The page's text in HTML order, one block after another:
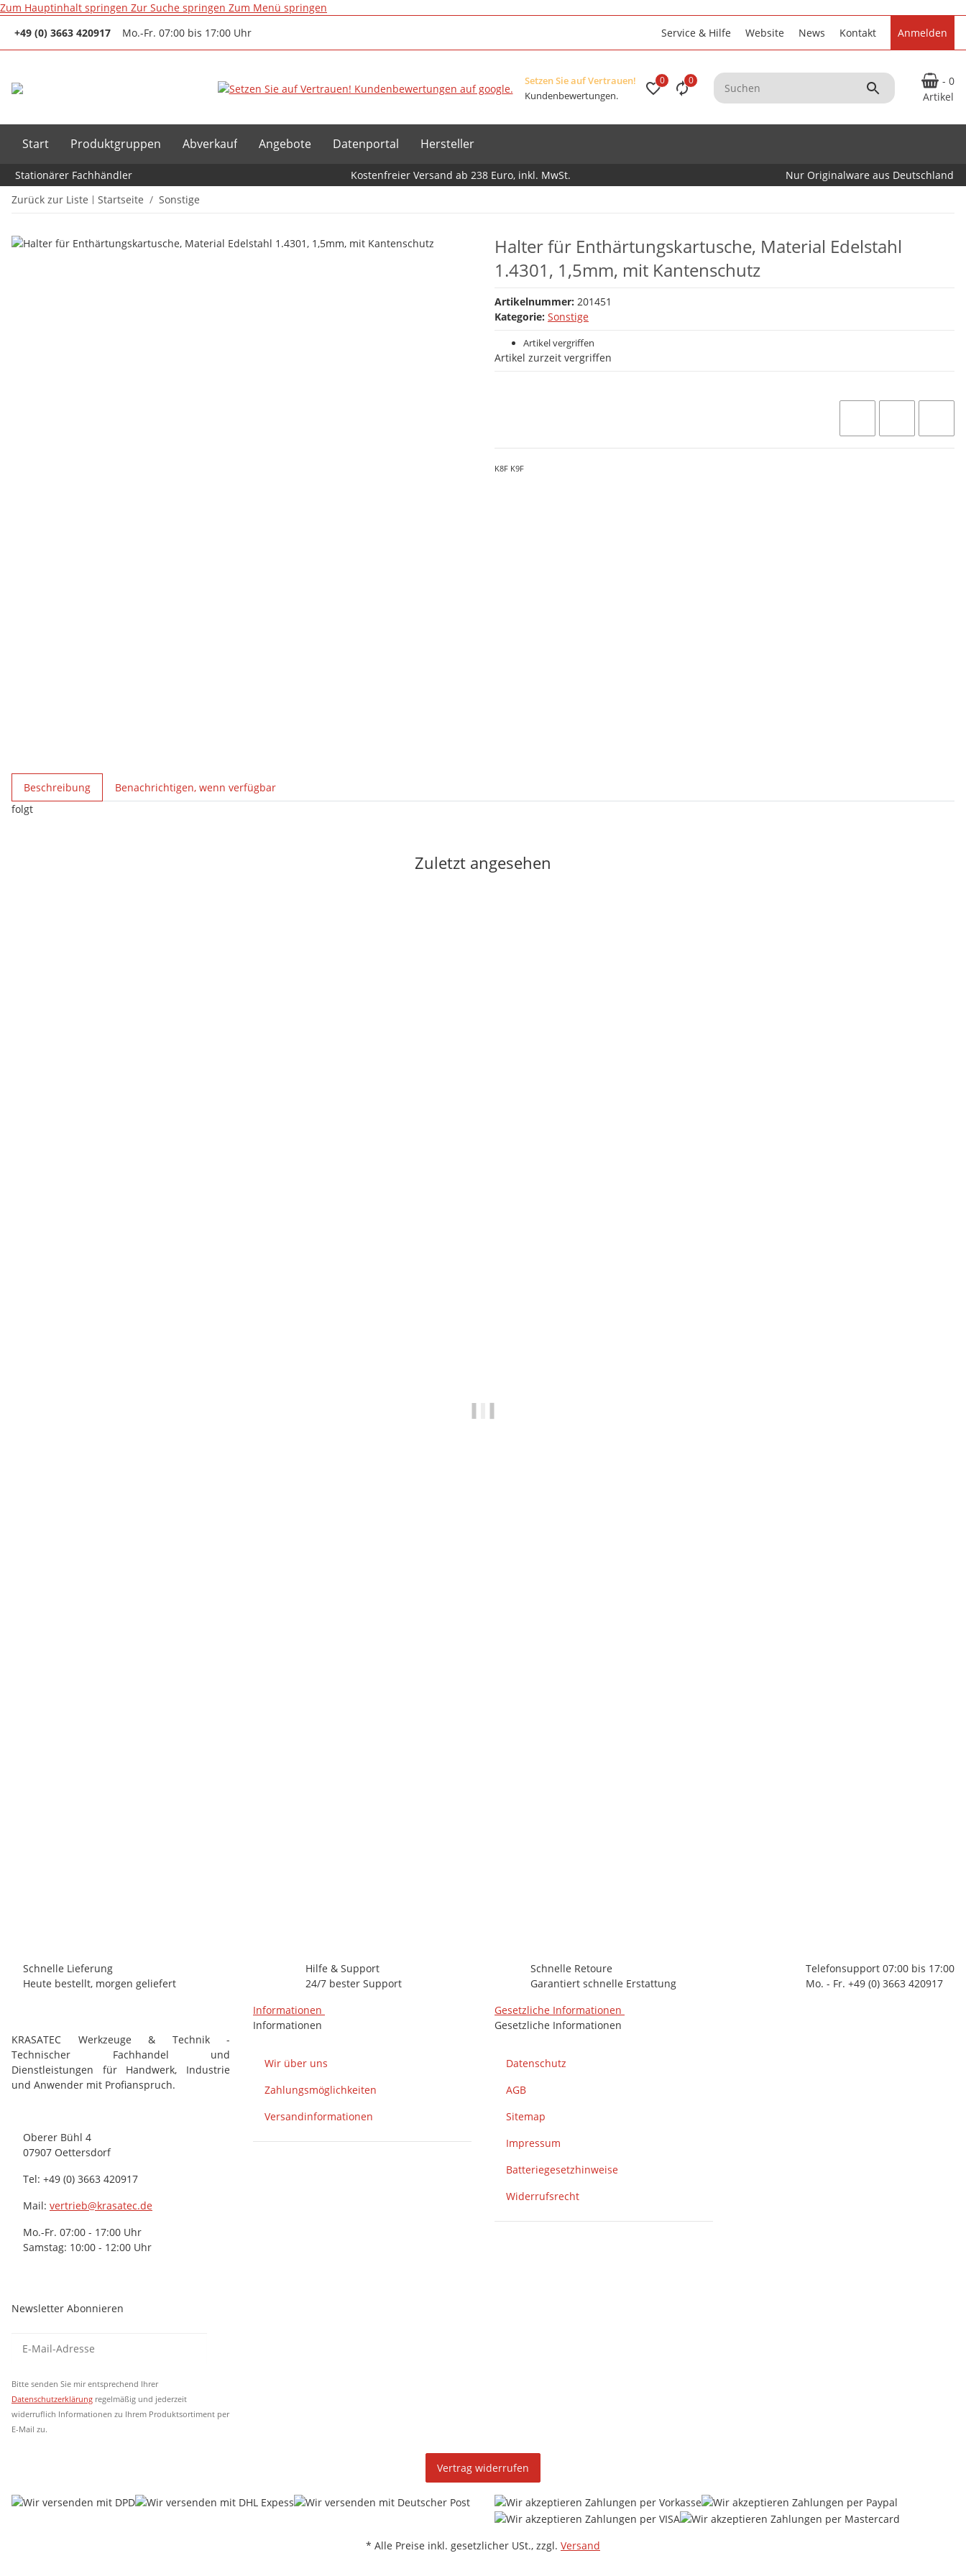
Zum Hauptinhalt springen Zur Suche springen Zum Menü springen
+49 (0) 3663 420917
Mo.-Fr. 07:00 bis 17:00 Uhr Service & Hilfe Website News Kontakt Anmelden
Setzen Sie auf Vertrauen!
Kundenbewertungen.
0 0
- 0
Artikel
Start Produktgruppen Abverkauf Angebote Datenportal Hersteller
Stationärer Fachhändler Kostenfreier Versand ab 238 Euro, inkl. MwSt.
Nur Originalware aus Deutschland
Zurück zur Liste
Startseite Sonstige
Halter für Enthärtungskartusche, Material Edelstahl
1.4301, 1,5mm, mit Kantenschutz
Artikelnummer: 201451
Kategorie: Sonstige
Artikel vergriffen
Artikel zurzeit vergriffen
K8F K9F
weitere Registerkarten anzeigen
Beschreibung
Benachrichtigen, wenn verfügbar
folgt
Zuletzt angesehen
Schnelle Lieferung
Heute bestellt, morgen geliefert
Hilfe & Support
24/7 bester Support
Schnelle Retoure
Garantiert schnelle Erstattung
Telefonsupport 07:00 bis 17:00
Mo. - Fr. +49 (0) 3663 420917
KRASATEC Werkzeuge & Technik -
Technischer Fachhandel und
Dienstleistungen für Handwerk, Industrie
und Anwender mit Profianspruch.
Oberer Bühl 4
07907 Oettersdorf
Tel: +49 (0) 3663 420917
Mail: vertrieb@krasatec.de
Mo.-Fr. 07:00 - 17:00 Uhr
Samstag: 10:00 - 12:00 Uhr
Informationen
Informationen
Wir über uns
Zahlungsmöglichkeiten
Versandinformationen
Gesetzliche Informationen
Gesetzliche Informationen
Datenschutz
AGB
Sitemap
Impressum
Batteriegesetzhinweise
Widerrufsrecht
Newsletter Abonnieren
Newsletter Abonnieren
Bitte senden Sie mir entsprechend Ihrer
Datenschutzerklärung regelmäßig und jederzeit
widerruflich Informationen zu Ihrem Produktsortiment per
E-Mail zu.
Vertrag widerrufen
* Alle Preise inkl. gesetzlicher USt., zzgl. Versand